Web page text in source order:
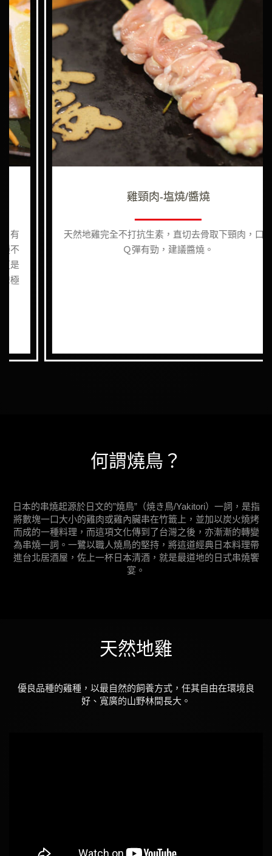
雞頸肉-塩燒/醬燒
天然地雞完全不打抗生素，直切去骨取下頸肉，口感
Ｑ彈有勁，建議醬燒。
何謂燒鳥？
日本的串燒起源於日文的”燒鳥”（焼き鳥/Yakitori）一詞，是指
將數塊一口大小的雞肉或雞內臟串在竹籤上，並加以炭火燒烤
而成的一種料理，而這項文化傳到了台灣之後，亦漸漸的轉變
為串燒一詞。一鷺以職人燒鳥的堅持，將這道經典日本料理帶
進台北居酒屋，佐上一杯日本清酒，就是最道地的日式串燒饗
宴。
天然地雞
優良品種的雞種，以最自然的飼養方式，任其自由在環境良
好、寬廣的山野林間長大。